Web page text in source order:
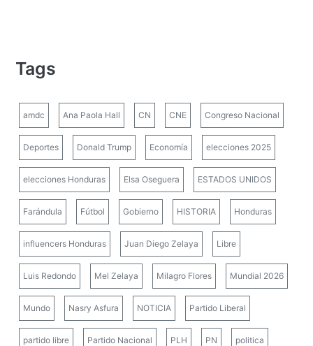
Tags
amdc Ana Paola Hall CN CNE Congreso Nacional
Deportes Donald Trump Economía elecciones 2025
elecciones Honduras Elsa Oseguera ESTADOS UNIDOS
Farándula Fútbol Gobierno HISTORIA Honduras
influencers Honduras Juan Diego Zelaya Libre
Luis Redondo Mel Zelaya Milagro Flores Mundial 2026
Mundo Nasry Asfura NOTICIA Partido Liberal
partido libre Partido Nacional PLH PN politica